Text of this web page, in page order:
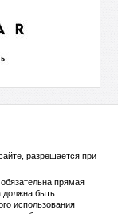
разрешается при
прямая
должна быть
использования